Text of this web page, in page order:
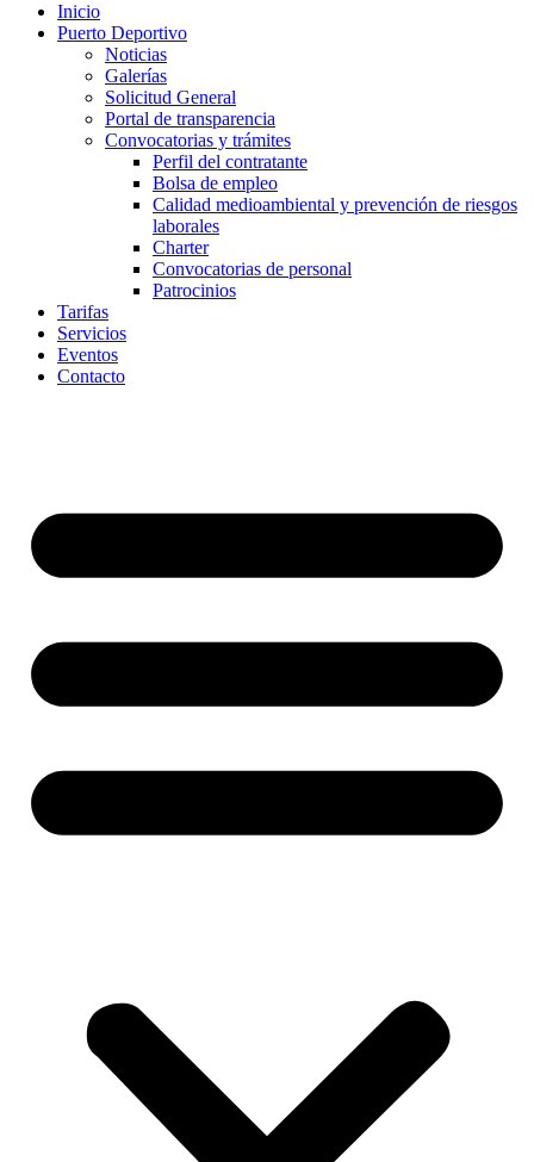
Inicio
Puerto Deportivo
Noticias
Galerías
Solicitud General
Portal de transparencia
Convocatorias y trámites
Perfil del contratante
Bolsa de empleo
Calidad medioambiental y prevención de riesgos
laborales
Charter
Convocatorias de personal
Patrocinios
Tarifas
Servicios
Eventos
Contacto